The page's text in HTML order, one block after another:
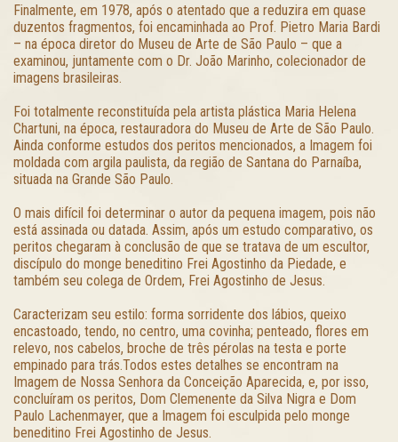
Finalmente, em 1978, após o atentado que a reduzira em quase
duzentos fragmentos, foi encaminhada ao Prof. Pietro Maria Bardi
– na época diretor do Museu de Arte de São Paulo – que a
examinou, juntamente com o Dr. João Marinho, colecionador de
imagens brasileiras.
Foi totalmente reconstituída pela artista plástica Maria Helena
Chartuni, na época, restauradora do Museu de Arte de São Paulo.
Ainda conforme estudos dos peritos mencionados, a Imagem foi
moldada com argila paulista, da região de Santana do Parnaíba,
situada na Grande São Paulo.
O mais difícil foi determinar o autor da pequena imagem, pois não
está assinada ou datada. Assim, após um estudo comparativo, os
peritos chegaram à conclusão de que se tratava de um escultor,
discípulo do monge beneditino Frei Agostinho da Piedade, e
também seu colega de Ordem, Frei Agostinho de Jesus.
Caracterizam seu estilo: forma sorridente dos lábios, queixo
encastoado, tendo, no centro, uma covinha; penteado, flores em
relevo, nos cabelos, broche de três pérolas na testa e porte
empinado para trás.Todos estes detalhes se encontram na
Imagem de Nossa Senhora da Conceição Aparecida, e, por isso,
concluíram os peritos, Dom Clemenente da Silva Nigra e Dom
Paulo Lachenmayer, que a Imagem foi esculpida pelo monge
beneditino Frei Agostinho de Jesus.